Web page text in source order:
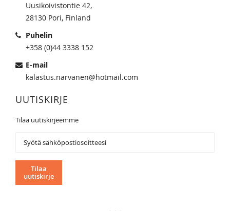
Uusikoivistontie 42,
28130 Pori, Finland
Puhelin
+358 (0)44 3338 152
E-mail
kalastus.narvanen@hotmail.com
UUTISKIRJE
Tilaa uutiskirjeemme
uutiskirjeemme:
Tilaa
uutiskirje